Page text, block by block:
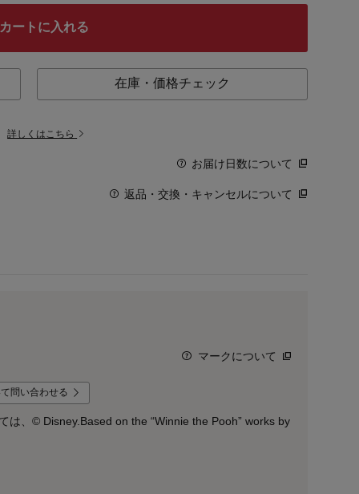
カートに入れる
在庫・価格チェック
詳しくはこちら
お届け日数について
返品・交換・キャンセルについて
マークについて
問い合わせる
は、© Disney.Based on the “Winnie the Pooh” works by